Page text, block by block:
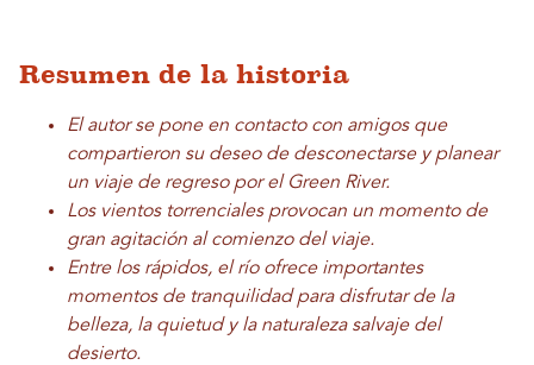
Resumen de la historia
El autor se pone en contacto con amigos que
compartieron su deseo de desconectarse y planear
un viaje de regreso por el Green River.
Los vientos torrenciales provocan un momento de
gran agitación al comienzo del viaje.
Entre los rápidos, el río ofrece importantes
momentos de tranquilidad para disfrutar de la
belleza, la quietud y la naturaleza salvaje del
desierto.